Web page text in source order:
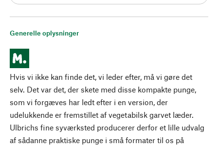
Generelle oplysninger
Hvis vi ikke kan finde det, vi leder efter, må vi gøre det
selv. Det var det, der skete med disse kompakte punge,
som vi forgæves har ledt efter i en version, der
udelukkende er fremstillet af vegetabilsk garvet læder.
Ulbrichs fine syværksted producerer derfor et lille udvalg
af sådanne praktiske punge i små formater til os på